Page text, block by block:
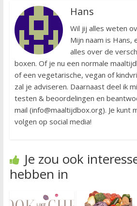
Hans
Wil jij alles weten
Mijn naam is Hans,
alles over de
boxen. Of je nu een normale
of een vegetarische, vegan of
zal je adviseren. Daarnaast deel ik
testen & beoordelingen en
mail (info@maaltijdbox.org). Je kunt
volgen op social media!
Je zou ook
hebben in